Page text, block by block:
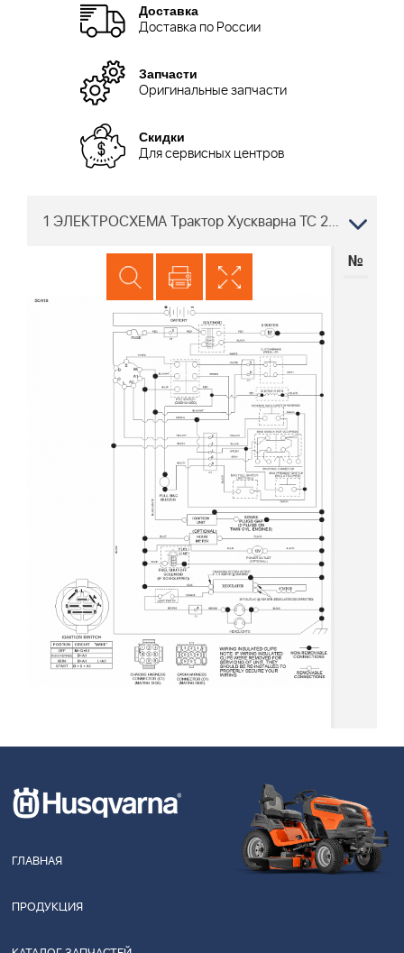
Доставка
Доставка по России
Запчасти
Оригинальные запчасти
Скидки
Для сервисных центров
1 ЭЛЕКТРОСХЕМА Трактор Хускварна TC 242TX, 96051019300, 2019-06
№
ГЛАВНАЯ
ПРОДУКЦИЯ